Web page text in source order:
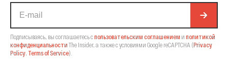
Подписываясь, вы соглашаетесь спользовательским соглашением и политикой
конфиденциальности The Insider, а также с условиями Google reCAPTCHA (Privacy
Policy, Terms of Service).